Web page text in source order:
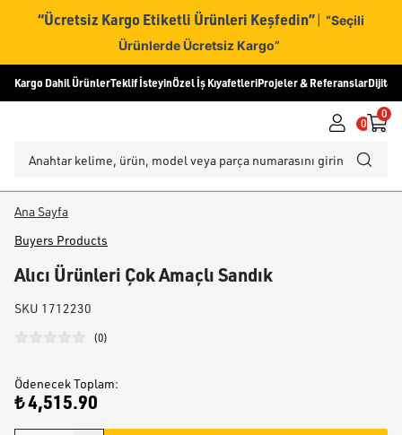
“Ücretsiz Kargo Etiketli Ürünleri Keşfedin” | “Seçili
Ürünlerde Ücretsiz Kargo”
Kargo Dahil ÜrünlerTeklif İsteyinÖzel İş KıyafetleriProjeler & ReferanslarDijital
0
0
Ana Sayfa
Buyers Products
Alıcı Ürünleri Çok Amaçlı Sandık
SKU 1712230
(0)
Ödenecek Toplam:
₺ 4,515.90